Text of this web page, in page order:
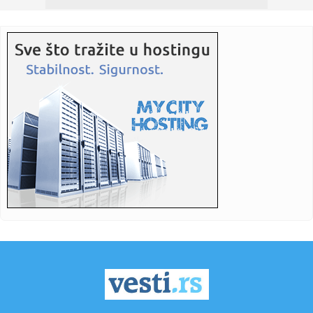
08:15: Deseta Velikogradištanska Gitarijada: Jubilej u znaku
rokenrola
08:14:
snabdevanje...
08:14:Prvo skoči, pa reci Hetafe
08:12:Istorijska odluka u Americi: Ova država sada dozvoljava
pacijent...
08:09:Предавање “Српска црква у ...
Ako utišavate radio dok parkirate, postoji veoma dobar